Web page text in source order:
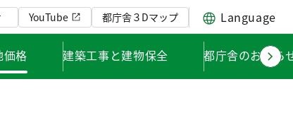
YouTube 都庁舎３Dマップ Language
価格 建築工事と建物保全 都庁舎のお知ら